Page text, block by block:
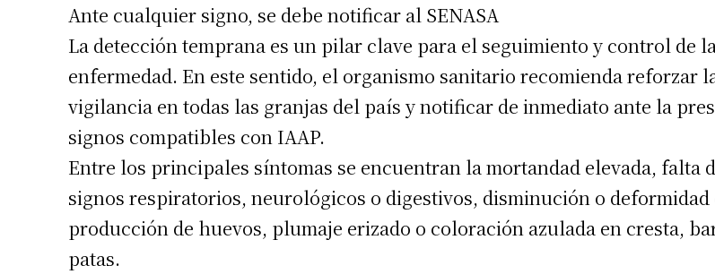
Ante cualquier signo, se debe notificar al SENASA
La detección temprana es un pilar clave para el seguimiento y control de
enfermedad. En este sentido, el organismo sanitario recomienda reforzar
vigilancia en todas las granjas del país y notificar de inmediato ante la
signos compatibles con IAAP.
Entre los principales síntomas se encuentran la mortandad elevada, falta
signos respiratorios, neurológicos o digestivos, disminución o deformidad
producción de huevos, plumaje erizado o coloración azulada en cresta,
patas.